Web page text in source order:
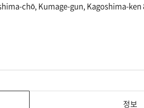
chō, Kumage-gun, Kagoshima-ken
정보